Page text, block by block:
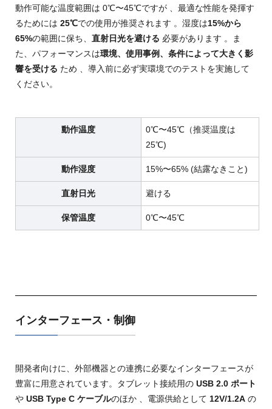
動作可能な温度範囲は 0℃〜45℃ですが
、最適な性能を発揮す
るためには 25℃での使用が推奨されます 。湿度は15%から
65%の範囲に保ち 直射日光を避ける 必要があります 。ま
た、パフォーマンスは環境、使用事例、条件によって大きく影
響を受ける ため
、導入前に必ず実環境でのテストを実施して
ください。
動作温度
0℃〜45℃（推奨温度は
25℃)
動作湿度 15%〜65% (結露なきこと)
直射日光 避ける
保管温度 0℃〜45℃
インターフェース・制御
開発者向けに、外部機器との連携に必要なインターフェースが
豊富に用意されています。タブレット接続用の USB 2.0 ポート
や USB Type C ケーブルのほか 、電源供給として 12V/1.2A の